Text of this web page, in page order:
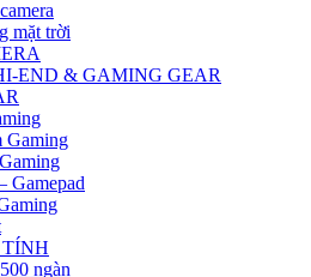
mặt trời
END & GAMING GEAR
Gaming
Gamepad
ngàn